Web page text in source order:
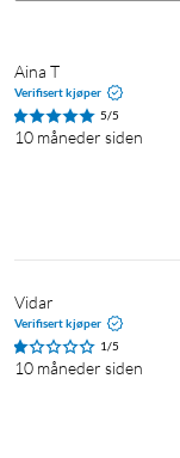
Aina T
Verifisert kjøper
5/5
10 måneder siden
Vidar
Verifisert kjøper
1/5
10 måneder siden